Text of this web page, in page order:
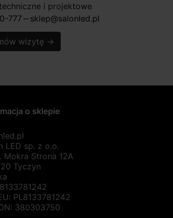
i projektowe
777 horizontal_rule sklep@salonled.pl
wizytę →
o sklepie
LED sp. z o.o.
Mokra Strona 12A
Tyczyn
PL8133781242
380303750